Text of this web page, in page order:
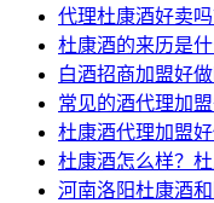
代理杜康酒好卖
杜康酒的来历是
白酒招商加盟好
常见的酒代理加盟
杜康酒代理加盟
杜康酒怎么样？
河南洛阳杜康酒